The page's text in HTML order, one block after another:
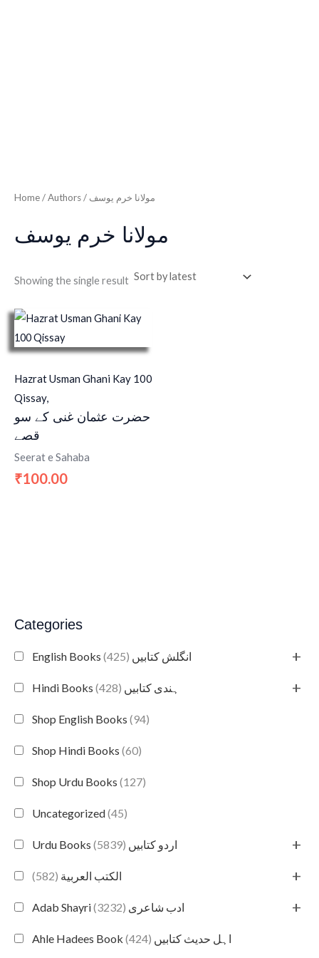
Categories
English Books انگلش کتابیں (425) +
Hindi Books ہندی کتابیں (428) +
Shop English Books (94)
Shop Hindi Books (60)
Shop Urdu Books (127)
Uncategorized(45)
Urdu Books اردو کتابیں (5839) +
الكتب العربية (582) +
Adab Shayri ادب شاعری (3232) +
Ahle Hadees Book اہل حدیث کتابیں (424)
Home / Authors / مولانا خرم یوسف
مولانا خرم یوسف
Showing the single result
Hazrat Usman Ghani Kay 100
Qissay,
حضرت عثمان غنی کے سو
قصے
Seerat e Sahaba
₹100.00